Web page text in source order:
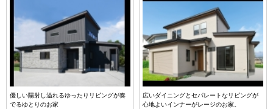
優しい陽射し溢れるゆったりリビングが奏
でるゆとりのお家
広いダイニングとセパレートなリビングが
心地よいインナーがレージのお家。